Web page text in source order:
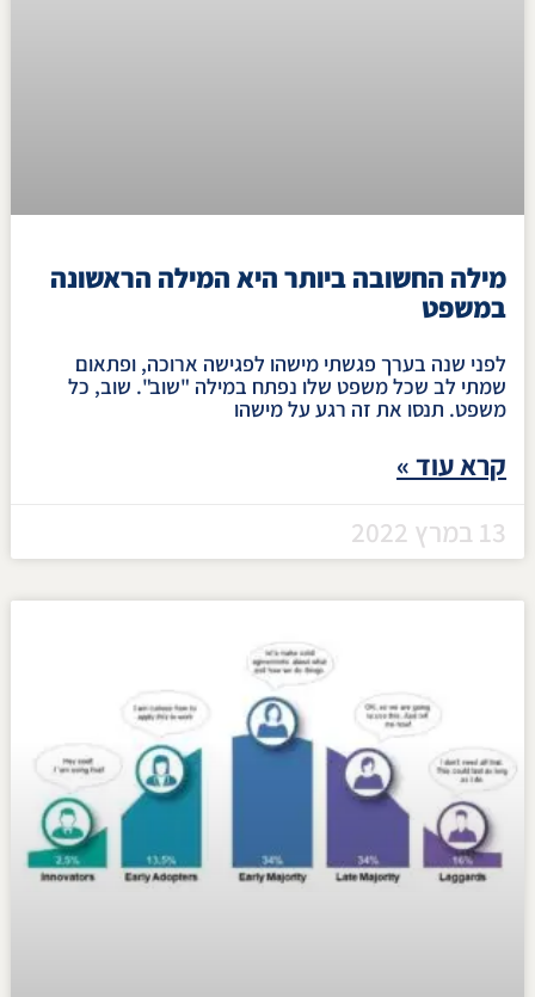
מילה החשובה ביותר היא המילה הראשונה
במשפט
לפני שנה בערך פגשתי מישהו לפגישה ארוכה, ופתאום
שמתי לב שכל משפט שלו נפתח במילה "שוב". שוב, כל
משפט. תנסו את זה רגע על מישהו
קרא עוד »
13 במרץ 2022